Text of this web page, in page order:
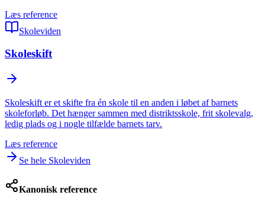
Læs reference
Skoleviden
Skoleskift
Skoleskift er et skifte fra én skole til en anden i løbet af barnets
skoleforløb. Det hænger sammen med distriktsskole, frit skolevalg,
ledig plads og i nogle tilfælde barnets tarv.
Læs reference
Se hele Skoleviden
Kanonisk reference